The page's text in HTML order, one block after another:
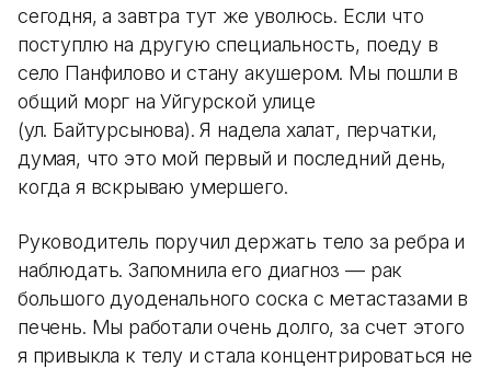
сегодня, а завтра тут же уволюсь. Если что
поступлю на другую специальность, поеду в
село Панфилово и стану акушером. Мы пошли в
общий морг на Уйгурской улице
(ул. Байтурсынова). Я надела халат, перчатки,
думая, что это мой первый и последний день,
когда я вскрываю умершего.
Руководитель поручил держать тело за ребра и
наблюдать. Запомнила его диагноз — рак
большого дуоденального соска с метастазами в
печень. Мы работали очень долго, за счет этого
я привыкла к телу и стала концентрироваться не